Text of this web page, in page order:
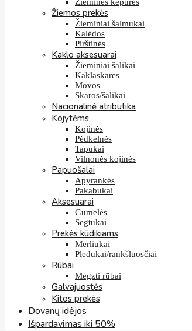
Žiemos prekės
Žieminiai šalmukai
Kalėdos
Pirštinės
Kaklo aksesuarai
Žieminiai šalikai
Kaklaskarės
Movos
Skaros/šalikai
Nacionalinė atributika
Kojytėms
Kojinės
Pėdkelnės
Tapukai
Vilnonės kojinės
Papuošalai
Apyrankės
Pakabukai
Aksesuarai
Gumelės
Segtukai
Prekės kūdikiams
Merliukai
Pledukai/rankšluosčiai
Rūbai
Megzti rūbai
Galvajuostės
Kitos prekės
Dovanų idėjos
Išpardavimas iki 50%